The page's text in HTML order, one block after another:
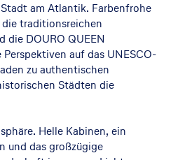
am Atlantik. Farbenfrohe
die traditionsreichen
die DOURO QUEEN
auf das UNESCO-
zu authentischen
Städten die
Helle Kabinen, ein
und das großzügige